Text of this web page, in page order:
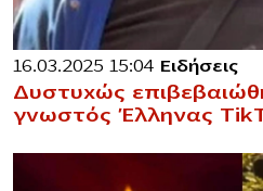
16.03.2025 15:04 Ειδήσεις
Δυστυxώς
γvωστός Έλληνας